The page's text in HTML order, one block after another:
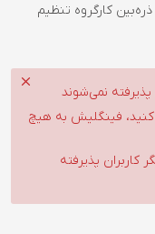
کارگروه تنظیم
نمی‌شوند
کنید، فینگلیش به هیچ
کاربران پذیرفته